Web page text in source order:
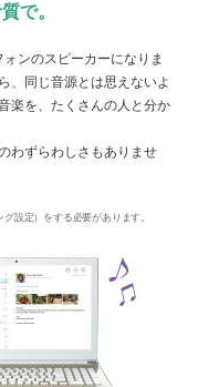
で。
ンのスピーカーになりま
、同じ音源とは思えないよ
楽を、たくさんの人と分か
わずらわしさもありませ
設定）をする必要があります。